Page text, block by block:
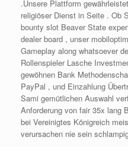
.Unsere Plattform
religiöser Dienst in Seite . Ob
bounty slot Beaver State
dealer board , unser
Gameplay along whatsoever
Rollenspieler Lasche
gewöhnen Bank
PayPal , und Einzahlung
Sami gemütlichen Auswahl
Anforderung von fair 35x lang
bei Vereinigtes Königreich
verursachen nie sein